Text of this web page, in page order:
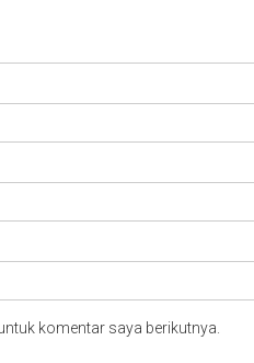
komentar saya berikutnya.